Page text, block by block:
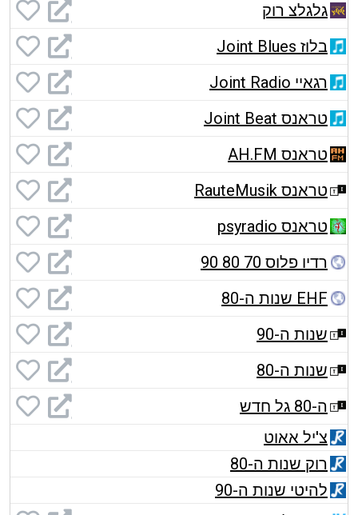
גלגלצ רוק
בלוז Joint Blues
רגאיי Joint Radio
טראנס Joint Beat
טראנס AH.FM
טראנס RauteMusik
טראנס psyradio
רדיו פלוס 70 80 90
EHF שנות ה-80
שנות ה-90
שנות ה-80
ה-80 גל חדש
צ'יל אאוט
רוק שנות ה-80
להיטי שנות ה-90